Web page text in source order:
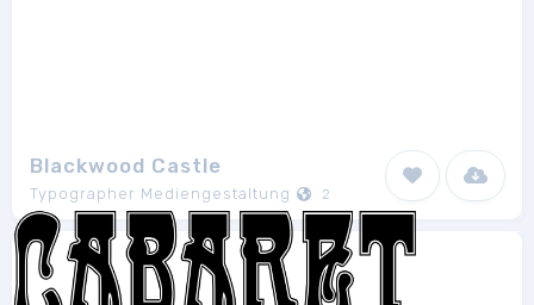
Blackwood Castle
Typographer Mediengestaltung 2